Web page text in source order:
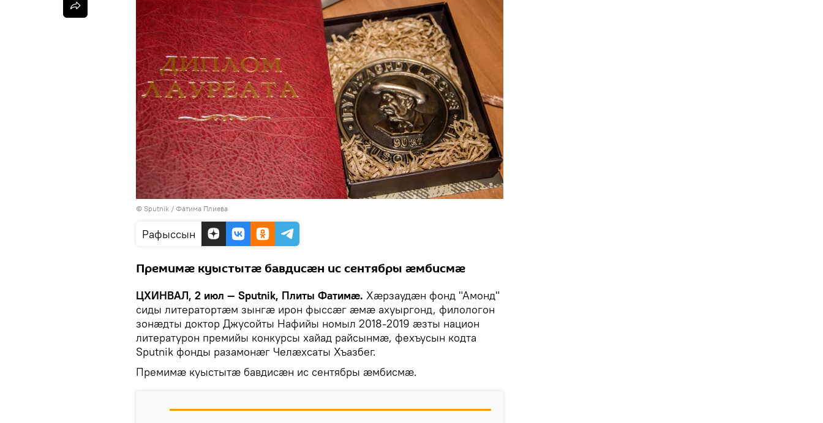
© Sputnik / Фатима Плиева
Рафыссын
Премимæ куыстытæ бавдисæн ис сентябры æмбисмæ
ЦХИНВАЛ, 2 июл — Sputnik, Плиты Фатимæ. Хæрзаудæн фонд "Амонд"
сиды литератортæм зынгæ ирон фыссæг æмæ ахуыргонд, филологон
зонæдты доктор Джусойты Нафийы номыл 2018-2019 æзты национ
литературон премийы конкурсы хайад райсынмæ, фехъусын кодта
Sputnik фонды разамонæг Челæхсаты Хъазбег.
Премимæ куыстытæ бавдисæн ис сентябры æмбисмæ.